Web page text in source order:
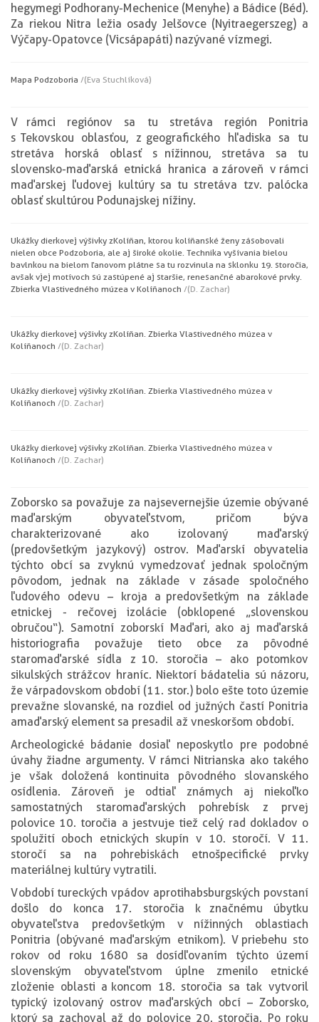
hegymegi Podhorany-Mechenice (Menyhe) a Bádice (Béd).
Za riekou Nitra ležia osady Jelšovce (Nyitraegerszeg) a
Výčapy-Opatovce (Vicsápapáti) nazývané vízmegi.
Mapa Podzoboria /(Eva Stuchlíková)
V rámci regiónov sa tu stretáva región Ponitria
s Tekovskou oblasťou, z geografického hľadiska sa tu
stretáva horská oblasť s nížinnou, stretáva sa tu
slovensko-maďarská etnická hranica a zároveň v rámci
maďarskej ľudovej kultúry sa tu stretáva tzv. palócka
oblasť s kultúrou Podunajskej nížiny.
Ukážky dierkovej výšivky z Kolíňan, ktorou kolíňanské ženy zásobovali
nielen obce Podzoboria, ale aj široké okolie. Technika vyšívania bielou
bavlnkou na bielom ľanovom plátne sa tu rozvinula na sklonku 19. storočia,
avšak v jej motívoch sú zastúpené aj staršie, renesančné a barokové prvky.
Zbierka Vlastivedného múzea v Kolíňanoch /(D. Zachar)
Ukážky dierkovej výšivky z Kolíňan. Zbierka Vlastivedného múzea v
Kolíňanoch /(D. Zachar)
Ukážky dierkovej výšivky z Kolíňan. Zbierka Vlastivedného múzea v
Kolíňanoch /(D. Zachar)
Ukážky dierkovej výšivky z Kolíňan. Zbierka Vlastivedného múzea v
Kolíňanoch /(D. Zachar)
Zoborsko sa považuje za najsevernejšie územie obývané
maďarským obyvateľstvom, pričom býva
charakterizované ako izolovaný maďarský
(predovšetkým jazykový) ostrov. Maďarskí obyvatelia
týchto obcí sa zvyknú vymedzovať jednak spoločným
pôvodom, jednak na základe v zásade spoločného
ľudového odevu – kroja a predovšetkým na základe
etnickej - rečovej izolácie (obklopené „slovenskou
obručou“). Samotní zoborskí Maďari, ako aj maďarská
historiografia považuje tieto obce za pôvodné
staromaďarské sídla z 10. storočia – ako potomkov
sikulských strážcov hraníc. Niektorí bádatelia sú názoru,
že v árpadovskom období (11. stor.) bolo ešte toto územie
prevažne slovanské, na rozdiel od južných častí Ponitria
a maďarský element sa presadil až v neskoršom období.
Archeologické bádanie dosiaľ neposkytlo pre podobné
úvahy žiadne argumenty. V rámci Nitrianska ako takého
je však doložená kontinuita pôvodného slovanského
osídlenia. Zároveň je odtiaľ známych aj niekoľko
samostatných staromaďarských pohrebísk z prvej
polovice 10. toročia a jestvuje tiež celý rad dokladov o
spolužití oboch etnických skupín v 10. storočí. V 11.
storočí sa na pohrebiskách etnošpecifické prvky
materiálnej kultúry vytratili.
V období tureckých vpádov a protihabsburgských povstaní
došlo do konca 17. storočia k značnému úbytku
obyvateľstva predovšetkým v nížinných oblastiach
Ponitria (obývané maďarským etnikom). V priebehu sto
rokov od roku 1680 sa dosídľovaním týchto území
slovenským obyvateľstvom úplne zmenilo etnické
zloženie oblasti a koncom 18. storočia sa tak vytvoril
typický izolovaný ostrov maďarských obcí – Zoborsko,
ktorý sa zachoval až do polovice 20. storočia. Po roku